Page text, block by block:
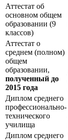
Аттестат об
основном общем
образовании (9
классов)
Аттестат о
среднем (полном)
общем
образовании,
полученный до
2015 года
Диплом среднего
профессионально-
технического
училища
Диплом среднего